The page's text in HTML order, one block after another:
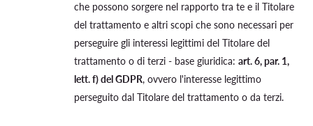
che possono sorgere nel rapporto tra te e il Titolare
del trattamento e altri scopi che sono necessari per
perseguire gli interessi legittimi del Titolare del
trattamento o di terzi - base giuridica: art. 6, par. 1,
lett. f) del GDPR, ovvero l'interesse legittimo
perseguito dal Titolare del trattamento o da terzi.